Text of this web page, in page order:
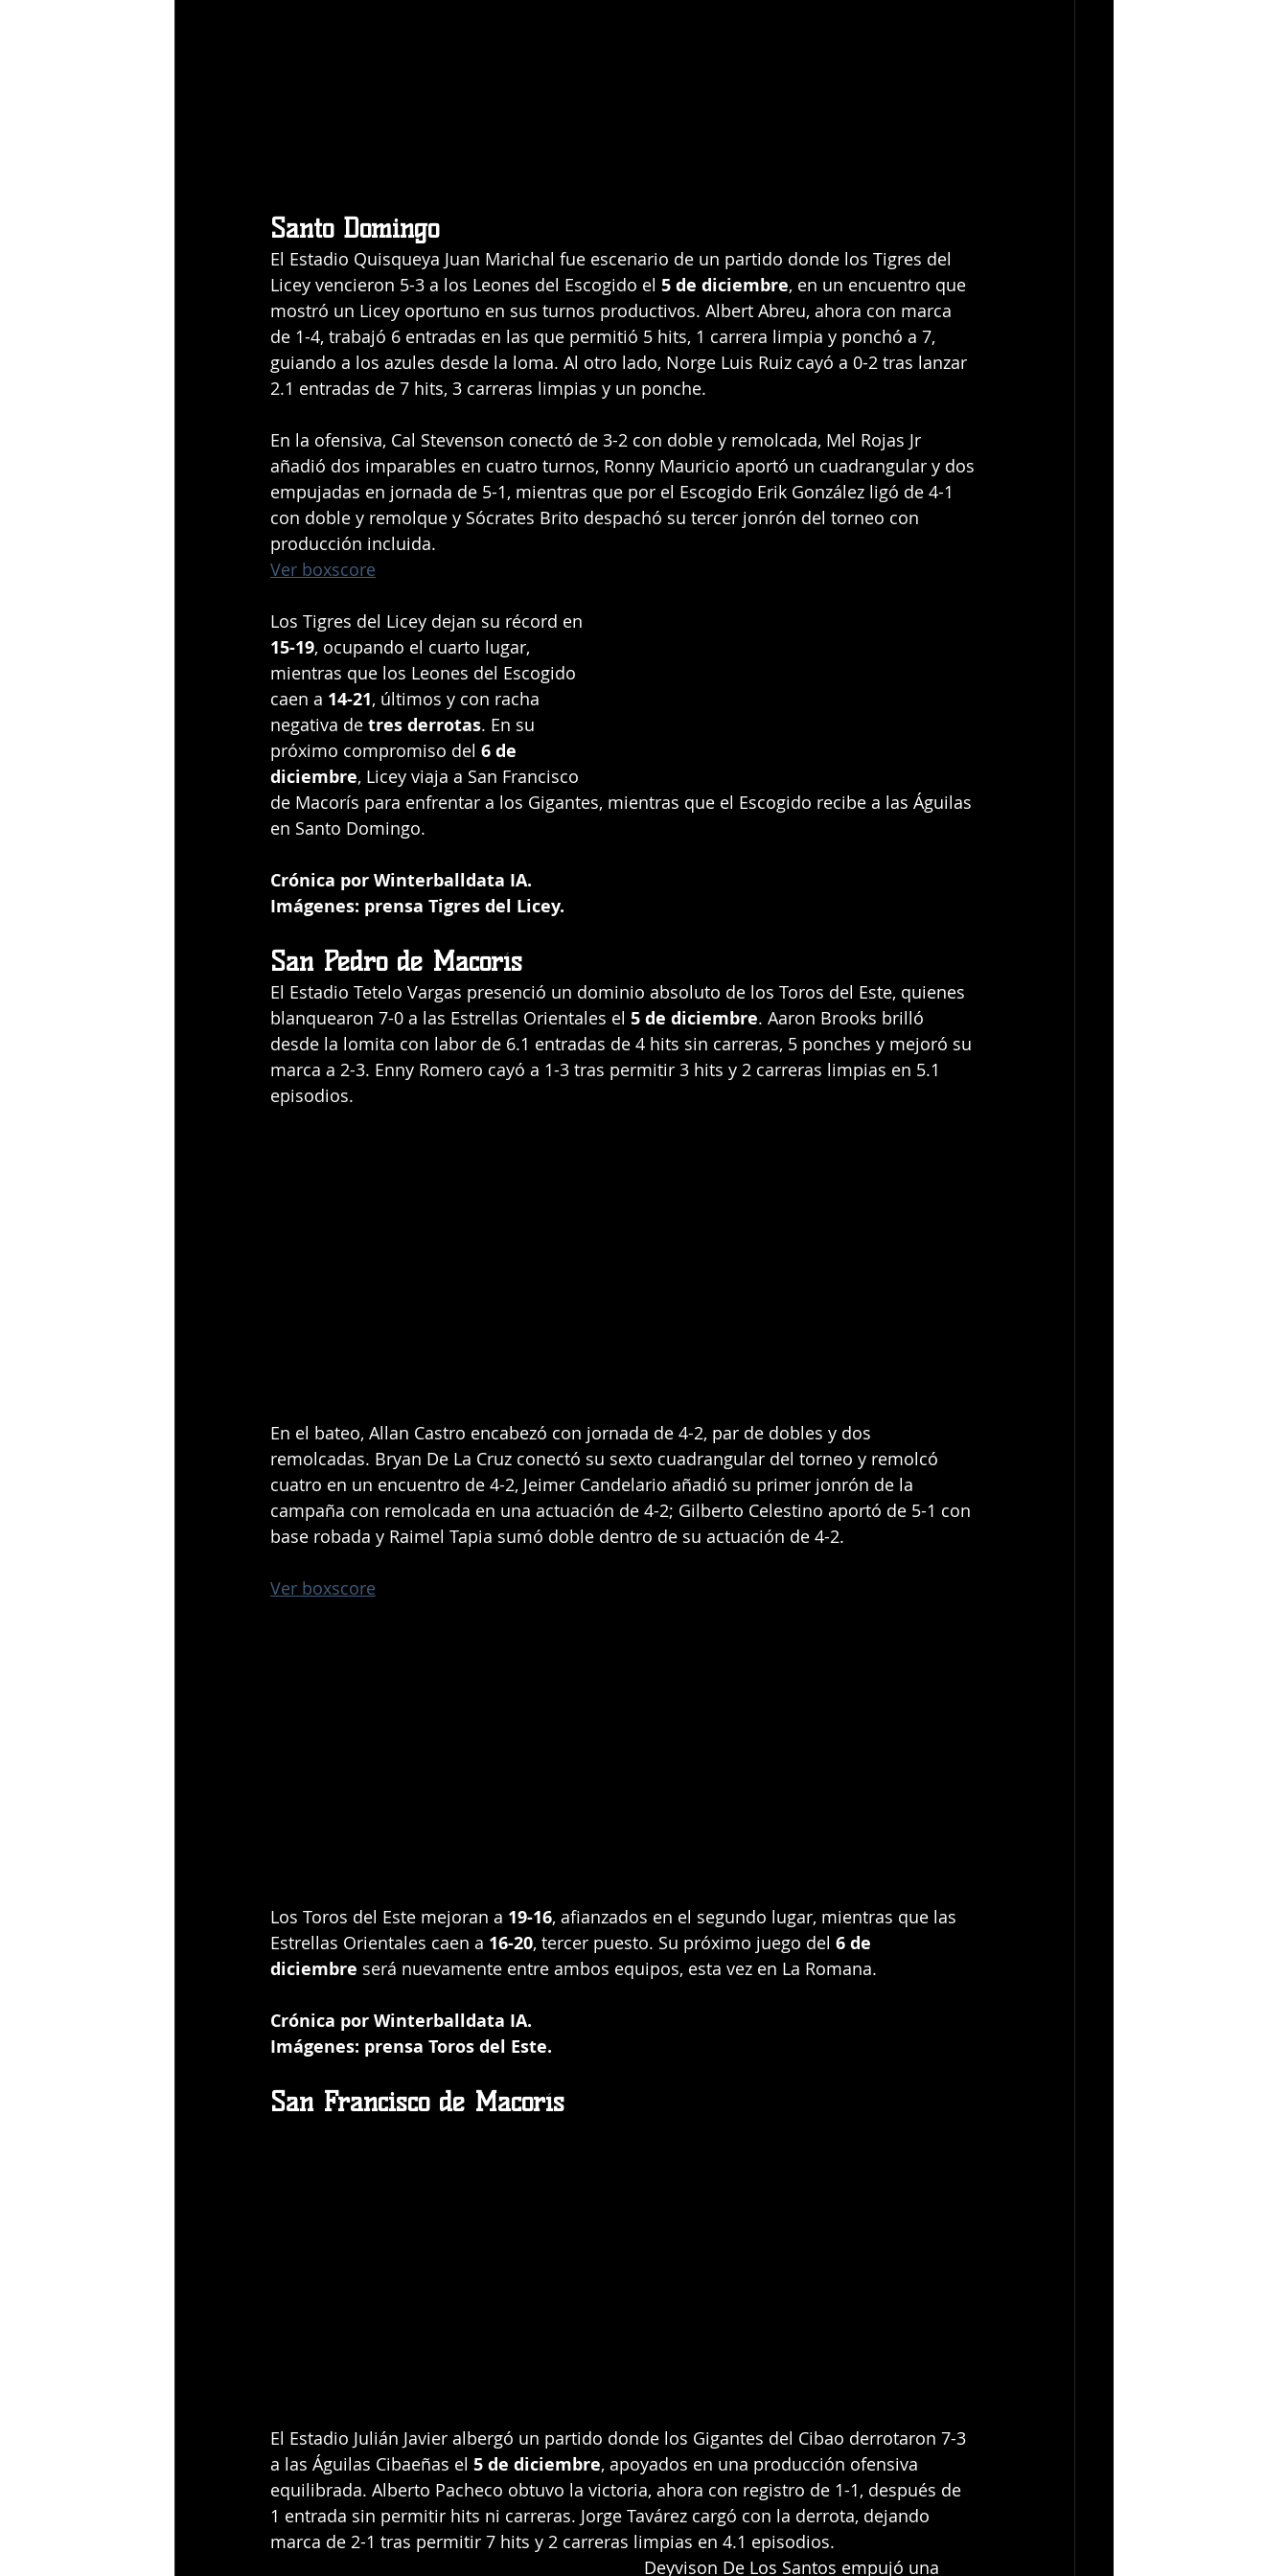
Santo Domingo
El Estadio Quisqueya Juan Marichal fue escenario de un partido donde los Tigres del
Licey vencieron 5-3 a los Leones del Escogido el 5 de diciembre, en un encuentro que
mostró un Licey oportuno en sus turnos productivos. Albert Abreu, ahora con marca
de 1-4, trabajó 6 entradas en las que permitió 5 hits, 1 carrera limpia y ponchó a 7,
guiando a los azules desde la loma. Al otro lado, Norge Luis Ruiz cayó a 0-2 tras lanzar
2.1 entradas de 7 hits, 3 carreras limpias y un ponche.
En la ofensiva, Cal Stevenson conectó de 3-2 con doble y remolcada, Mel Rojas Jr
añadió dos imparables en cuatro turnos, Ronny Mauricio aportó un cuadrangular y dos
empujadas en jornada de 5-1, mientras que por el Escogido Erik González ligó de 4-1
con doble y remolque y Sócrates Brito despachó su tercer jonrón del torneo con
producción incluida.
Ver boxscore
Los Tigres del Licey dejan su récord en
15-19, ocupando el cuarto lugar,
mientras que los Leones del Escogido
caen a 14-21, últimos y con racha
negativa de tres derrotas. En su
próximo compromiso del 6 de
diciembre, Licey viaja a San Francisco
de Macorís para enfrentar a los Gigantes, mientras que el Escogido recibe a las Águilas
en Santo Domingo.
Crónica por Winterballdata IA.
Imágenes: prensa Tigres del Licey.
San Pedro de Macorís
El Estadio Tetelo Vargas presenció un dominio absoluto de los Toros del Este, quienes
blanquearon 7-0 a las Estrellas Orientales el 5 de diciembre. Aaron Brooks brilló
desde la lomita con labor de 6.1 entradas de 4 hits sin carreras, 5 ponches y mejoró su
marca a 2-3. Enny Romero cayó a 1-3 tras permitir 3 hits y 2 carreras limpias en 5.1
episodios.
En el bateo, Allan Castro encabezó con jornada de 4-2, par de dobles y dos
remolcadas. Bryan De La Cruz conectó su sexto cuadrangular del torneo y remolcó
cuatro en un encuentro de 4-2, Jeimer Candelario añadió su primer jonrón de la
campaña con remolcada en una actuación de 4-2; Gilberto Celestino aportó de 5-1 con
base robada y Raimel Tapia sumó doble dentro de su actuación de 4-2.
Ver boxscore
Los Toros del Este mejoran a 19-16, afianzados en el segundo lugar, mientras que las
Estrellas Orientales caen a 16-20, tercer puesto. Su próximo juego del 6 de
diciembre será nuevamente entre ambos equipos, esta vez en La Romana.
Crónica por Winterballdata IA.
Imágenes: prensa Toros del Este.
San Francisco de Macorís
El Estadio Julián Javier albergó un partido donde los Gigantes del Cibao derrotaron 7-3
a las Águilas Cibaeñas el 5 de diciembre, apoyados en una producción ofensiva
equilibrada. Alberto Pacheco obtuvo la victoria, ahora con registro de 1-1, después de
1 entrada sin permitir hits ni carreras. Jorge Tavárez cargó con la derrota, dejando
marca de 2-1 tras permitir 7 hits y 2 carreras limpias en 4.1 episodios.
Deyvison De Los Santos empujó una